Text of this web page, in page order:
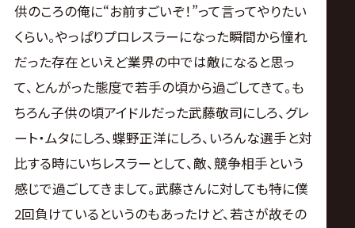
供のころの俺に“お前すごいぞ！”って言ってやりたい
くらい。やっぱりプロレスラーになった瞬間から憧れ
だった存在といえど業界の中では敵になると思っ
て、とんがった態度で若手の頃から過ごしてきて。も
ちろん子供の頃アイドルだった武藤敬司にしろ、グレ
ート・ムタにしろ、蝶野正洋にしろ、いろんな選手と対
比する時にいちレスラーとして、敵、競争相手という
感じで過ごしてきまして。武藤さんに対しても特に僕
2回負けているというのもあったけど、若さが故その